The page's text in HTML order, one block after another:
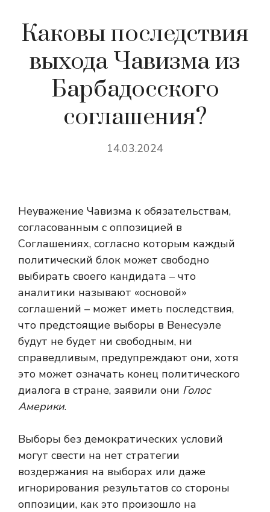
Каковы последствия
выхода Чавизма из
Барбадосского
соглашения?
14.03.2024
Неуважение Чавизма к обязательствам,
согласованным с оппозицией в
Соглашениях, согласно которым каждый
политический блок может свободно
выбирать своего кандидата – что
аналитики называют «основой»
соглашений – может иметь последствия,
что предстоящие выборы в Венесуэле
будут не будет ни свободным, ни
справедливым, предупреждают они, хотя
это может означать конец политического
диалога в стране, заявили они Голос
Америки.
Выборы без демократических условий
могут свести на нет стратегии
воздержания на выборах или даже
игнорирования результатов со стороны
оппозиции, как это произошло на